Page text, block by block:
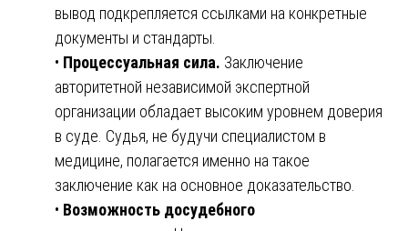
вывод подкрепляется ссылками на конкретные
документы и стандарты.
• Процессуальная сила. Заключение
авторитетной независимой экспертной
организации обладает высоким уровнем доверия
в суде. Судья, не будучи специалистом в
медицине, полагается именно на такое
заключение как на основное доказательство.
• Возможность досудебного